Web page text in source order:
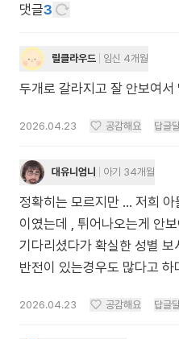
댓글3
릴클라우드 임신 4개월
두개로 갈라지고 잘 안보여서
2026.04.23 공감해요 답글
대유니엄니 아기 34개월
정확히는 모르지만 ... 저희
이였는데 , 튀어나오는게 안
기다리셨다가 확실한 성별
반전이 있는경우도 많다고
2026.04.23 공감해요 답글